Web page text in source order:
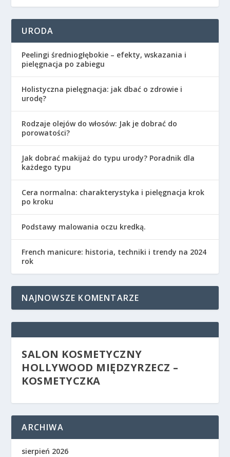
URODA
Peelingi średniogłębokie – efekty, wskazania i
pielęgnacja po zabiegu
Holistyczna pielęgnacja: jak dbać o zdrowie i
urodę?
Rodzaje olejów do włosów: Jak je dobrać do
porowatości?
Jak dobrać makijaż do typu urody? Poradnik dla
każdego typu
Cera normalna: charakterystyka i pielęgnacja krok
po kroku
Podstawy malowania oczu kredką.
French manicure: historia, techniki i trendy na 2024
rok
NAJNOWSZE KOMENTARZE
SALON KOSMETYCZNY
HOLLYWOOD MIĘDZYRZECZ –
KOSMETYCZKA
ARCHIWA
sierpień 2026